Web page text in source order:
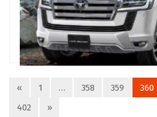
« 1 … 358 359 360
402
»